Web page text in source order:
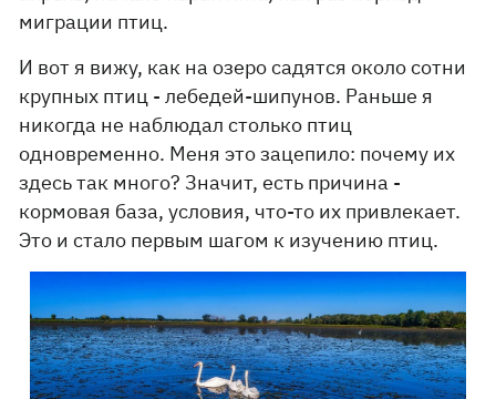
миграции птиц.
И вот я вижу, как на озеро садятся около сотни
крупных птиц - лебедей-шипунов. Раньше я
никогда не наблюдал столько птиц
одновременно. Меня это зацепило: почему их
здесь так много? Значит, есть причина -
кормовая база, условия, что-то их привлекает.
Это и стало первым шагом к изучению птиц.